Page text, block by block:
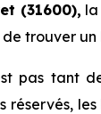
(31600),
de trouver un
pas tant
réservés,